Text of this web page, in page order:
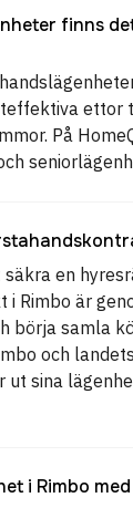
finns
ettor
På
en
Rimbo är
börja samla
och
ut sina
i Rimbo